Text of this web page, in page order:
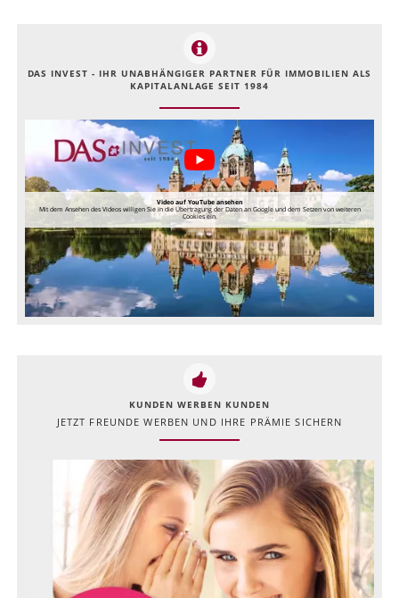
DAS INVEST - IHR UNABHÄNGIGER PARTNER FÜR IMMOBILIEN ALS
KAPITALANLAGE SEIT 1984
Video auf YouTube ansehen
Mit dem Ansehen des Videos willigen Sie in die Übertragung der Daten an Google und dem Setzen von weiteren
Cookies ein.
KUNDEN WERBEN KUNDEN
JETZT FREUNDE WERBEN UND IHRE PRÄMIE SICHERN